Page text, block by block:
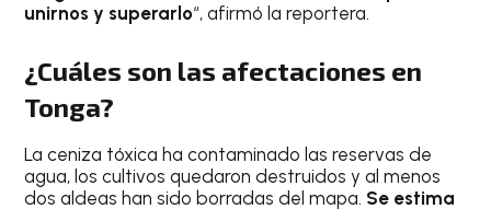
unirnos y superarlo“, afirmó la reportera.
¿Cuáles son las afectaciones en
Tonga?
La ceniza tóxica ha contaminado las reservas de
agua, los cultivos quedaron destruidos y al menos
dos aldeas han sido borradas del mapa. Se estima